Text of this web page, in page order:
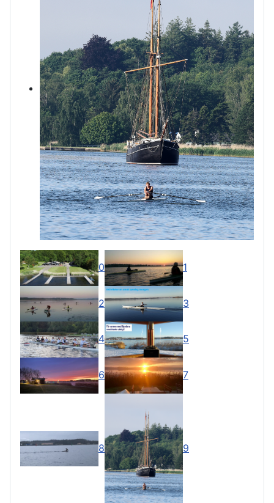
0 1
2 3
4 5
6 7
8 9